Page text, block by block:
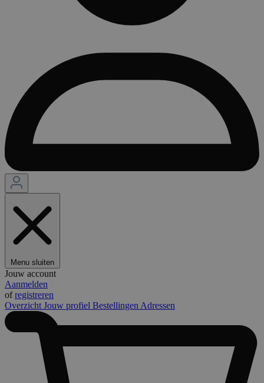
Menu sluiten
Jouw account
Aanmelden
ofregistreren
Overzicht Jouw profiel Bestellingen Adressen